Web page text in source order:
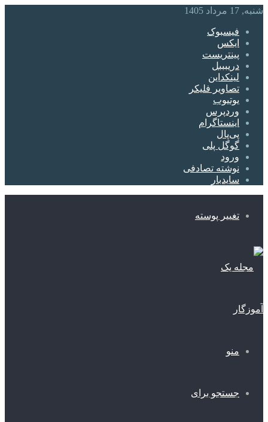
شنبه, 17 مرداد 1405
فیسبوک
ایکس
پینتریست
دریبببل
لینکداین
تصاویر فلیکر
یوتیوب
وردپرس
اینستاگرام
پی‌پال
گوگل پلی
ورود
نوشته تصادفی
سایدبار
تغییر پوسته
منو
جستجو برای